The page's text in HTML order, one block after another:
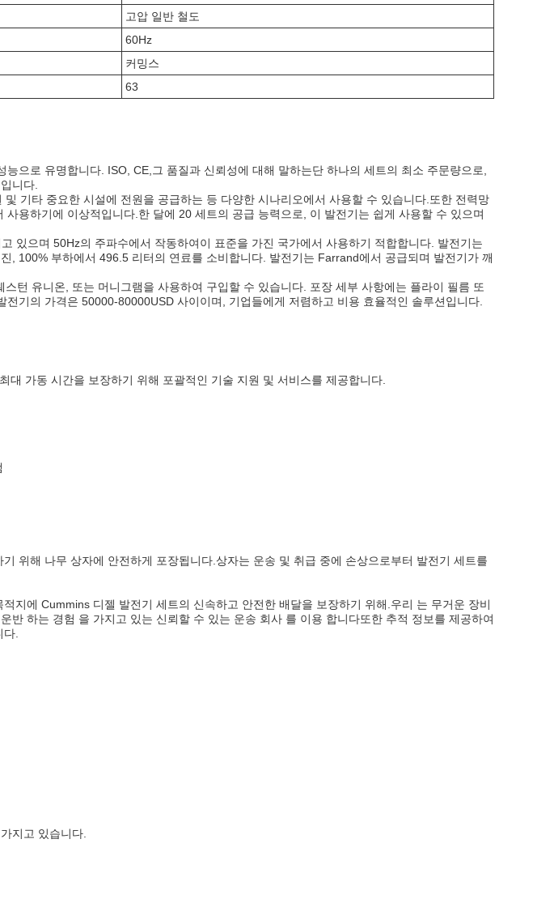
고압 일반 철도
60Hz
커밍스
63
으로 유명합니다. ISO, CE,그 품질과 신뢰성에 대해 말하는단 하나의 세트의 최소 주문량으로,
니다.
기타 중요한 시설에 전원을 공급하는 등 다양한 시나리오에서 사용할 수 있습니다.또한 전력망
용하기에 이상적입니다.한 달에 20 세트의 공급 능력으로, 이 발전기는 쉽게 사용할 수 있으며
있으며 50Hz의 주파수에서 작동하여이 표준을 가진 국가에서 사용하기 적합합니다. 발전기는
, 100% 부하에서 496.5 리터의 연료를 소비합니다. 발전기는 Farrand에서 공급되며 발전기가 깨
턴 유니온, 또는 머니그램을 사용하여 구입할 수 있습니다. 포장 세부 사항에는 플라이 필름 또
기의 가격은 50000-80000USD 사이이며, 기업들에게 저렴하고 비용 효율적인 솔루션입니다.
대 가동 시간을 보장하기 위해 포괄적인 기술 지원 및 서비스를 제공합니다.
위해 나무 상자에 안전하게 포장됩니다.상자는 운송 및 취급 중에 손상으로부터 발전기 세트를
지에 Cummins 디젤 발전기 세트의 신속하고 안전한 배달을 보장하기 위해.우리 는 무거운 장비
반 하는 경험 을 가지고 있는 신뢰할 수 있는 운송 회사 를 이용 합니다또한 추적 정보를 제공하여
.
지고 있습니다.